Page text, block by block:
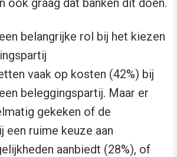
ook graag dat banken dit doen.
belangrijke rol bij het kiezen
vaak op kosten (42%) bij
beleggingspartij. Maar er
gekeken of de
een ruime keuze aan
aanbiedt (28%), of